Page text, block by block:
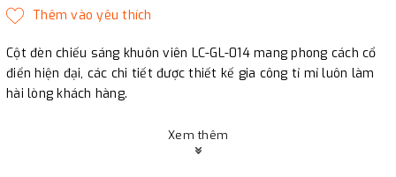
Cột đèn chiếu sáng khuôn viên LC-GL-014 mang phong cách cổ
điển hiện đại, các chi tiết được thiết kế gia công tỉ mỉ luôn làm
hài lòng khách hàng.
Xem thêm